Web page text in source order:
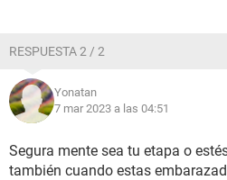
RESPUESTA 2 / 2
Yonatan
7 mar 2023 a las 04:51
Segura mente sea tu etapa o
también cuando estas